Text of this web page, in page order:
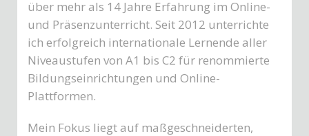
über mehr als 14 Jahre Erfahrung im Online-
und Präsenzunterricht. Seit 2012 unterrichte
ich erfolgreich internationale Lernende aller
Niveaustufen von A1 bis C2 für renommierte
Bildungseinrichtungen und Online-
Plattformen.
Mein Fokus liegt auf maßgeschneiderten,